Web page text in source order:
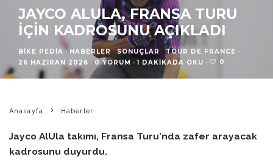
JAYCO ALULA, FRANSA TURU
İÇIN KADROSUNU AÇIKLADI
BIKE PEDIA · HABERLER SONUÇLAR TOUR DE FRANCE ·
26 HAZIRAN 2026 · 0 YORUM · 1 DAKIKADA OKU · 0
Anasayfa Haberler
Jayco AlUla takımı, Fransa Turu'nda zafer arayacak
kadrosunu duyurdu.